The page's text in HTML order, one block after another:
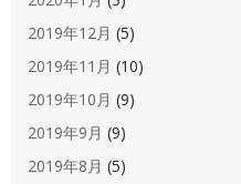
2019年12月 (5)
2019年11月 (10)
2019年10月 (9)
2019年9月 (9)
2019年8月 (5)